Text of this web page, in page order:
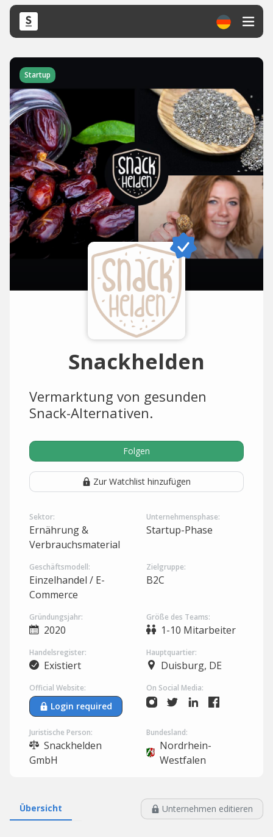
Startup
Snackhelden
Vermarktung von gesunden
Snack-Alternativen.
Folgen
Zur Watchlist hinzufügen
Sektor:
Ernährung &
Verbrauchsmaterial
Unternehmensphase:
Startup-Phase
Geschäftsmodell:
Einzelhandel / E-
Commerce
Zielgruppe:
B2C
Gründungsjahr:
2020
Größe des Teams:
1-10 Mitarbeiter
Handelsregister:
Existiert
Hauptquartier:
Duisburg, DE
Official Website:
Login required
On Social Media:
Juristische Person:
Snackhelden
GmbH
Bundesland:
Nordrhein-
Westfalen
Übersicht Unternehmen editieren